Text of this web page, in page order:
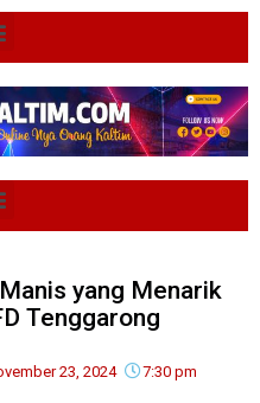
yang Menarik
Tenggarong
23, 2024 7:30 pm